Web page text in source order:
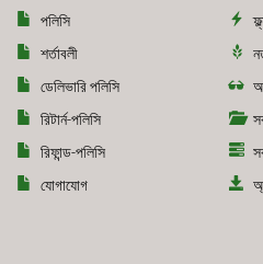
পলিসি
শর্তাবলী
ডেলিভারি পলিসি
রিটার্ন-পলিসি
রিফান্ড-পলিসি
যোগাযোগ